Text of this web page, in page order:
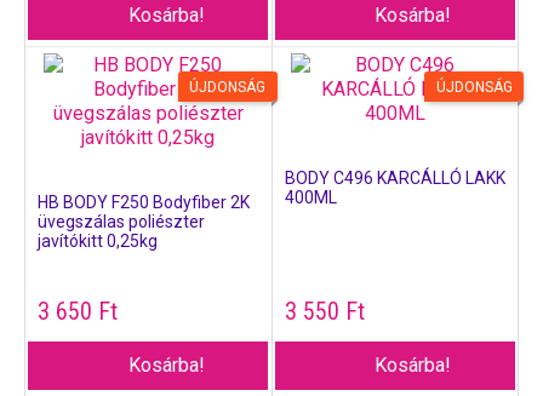
Kosárba! Kosárba!
ÚJDONSÁG
HB BODY F250 Bodyfiber 2K
üvegszálas poliészter
javítókitt 0,25kg
3 650 Ft
Kosárba!
ÚJDONSÁG
BODY C496 KARCÁLLÓ LAKK
400ML
3 550 Ft
Kosárba!